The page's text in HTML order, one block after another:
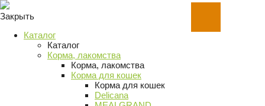
Закрыть
Каталог
Каталог
Корма, лакомства
Корма, лакомства
Корма для кошек
Корма для кошек
Delicana